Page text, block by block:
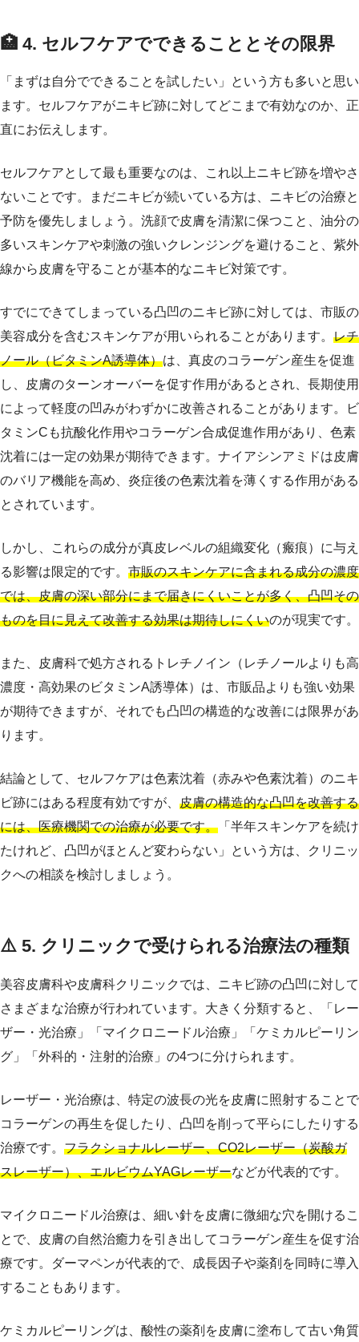
🏥 4. セルフケアでできることとその限界
「まずは自分でできることを試したい」という方も多いと思い
ます。セルフケアがニキビ跡に対してどこまで有効なのか、正
直にお伝えします。
セルフケアとして最も重要なのは、これ以上ニキビ跡を増やさ
ないことです。まだニキビが続いている方は、ニキビの治療と
予防を優先しましょう。洗顔で皮膚を清潔に保つこと、油分の
多いスキンケアや刺激の強いクレンジングを避けること、紫外
線から皮膚を守ることが基本的なニキビ対策です。
すでにできてしまっている凸凹のニキビ跡に対しては、市販の
美容成分を含むスキンケアが用いられることがあります。 レチ
ノール（ビタミンA誘導体）は、真皮のコラーゲン産生を促進
し、皮膚のターンオーバーを促す作用があるとされ、長期使用
によって軽度の凹みがわずかに改善されることがあります。ビ
タミンCも抗酸化作用やコラーゲン合成促進作用があり、色素
沈着には一定の効果が期待できます。ナイアシンアミドは皮膚
のバリア機能を高め、炎症後の色素沈着を薄くする作用がある
とされています。
しかし、これらの成分が真皮レベルの組織変化（瘢痕）に与え
る影響は限定的です。 市販のスキンケアに含まれる成分の濃度
では、皮膚の深い部分にまで届きにくいことが多く、凸凹その
ものを目に見えて改善する効果は期待しにくいのが現実です。
また、皮膚科で処方されるトレチノイン（レチノールよりも高
濃度・高効果のビタミンA誘導体）は、市販品よりも強い効果
が期待できますが、それでも凸凹の構造的な改善には限界があ
ります。
結論として、セルフケアは色素沈着（赤みや色素沈着）のニキ
ビ跡にはある程度有効ですが、 皮膚の構造的な凸凹を改善する
には、医療機関での治療が必要です。 「半年スキンケアを続け
たけれど、凸凹がほとんど変わらない」という方は、クリニッ
クへの相談を検討しましょう。
⚠️ 5. クリニックで受けられる治療法の種類
美容皮膚科や皮膚科クリニックでは、ニキビ跡の凸凹に対して
さまざまな治療が行われています。大きく分類すると、「レー
ザー・光治療」「マイクロニードル治療」「ケミカルピーリン
グ」「外科的・注射的治療」の4つに分けられます。
レーザー・光治療は、特定の波長の光を皮膚に照射することで
コラーゲンの再生を促したり、凸凹を削って平らにしたりする
治療です。 フラクショナルレーザー、CO2レーザー（炭酸ガ
スレーザー）、エルビウムYAGレーザーなどが代表的です。
マイクロニードル治療は、細い針を皮膚に微細な穴を開けるこ
とで、皮膚の自然治癒力を引き出してコラーゲン産生を促す治
療です。ダーマペンが代表的で、成長因子や薬剤を同時に導入
することもあります。
ケミカルピーリングは、酸性の薬剤を皮膚に塗布して古い角質